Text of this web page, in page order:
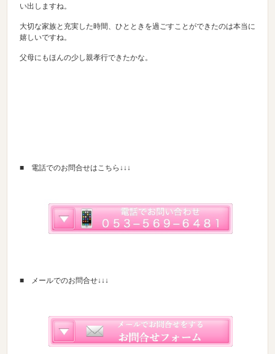
い出しますね。
大切な家族と充実した時間、ひとときを過ごすことができたのは本当に
嬉しいですね。
父母にもほんの少し親孝行できたかな。
■ 電話でのお問合せはこちら↓↓↓
■ メールでのお問合せ↓↓↓